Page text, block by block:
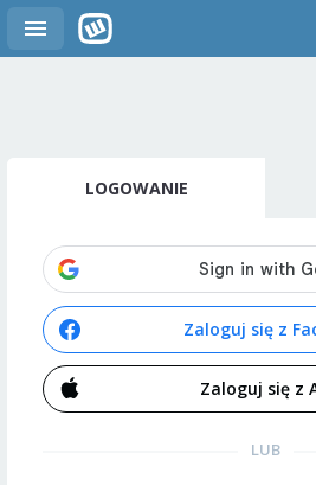
LOGOWANIE
Zaloguj się z
Zaloguj się z
LUB